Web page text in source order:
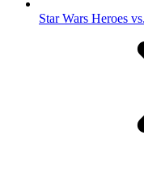
Star Wars Heroes